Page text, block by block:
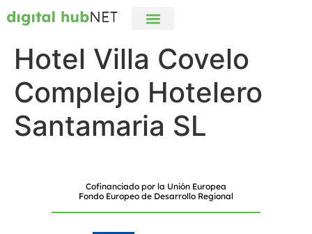
Hotel Villa Covelo
Complejo Hotelero
Santamaria SL
Cofinanciado por la Unión Europea
Fondo Europeo de Desarrollo Regional